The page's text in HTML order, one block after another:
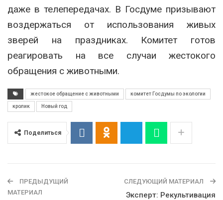
даже в телепередачах. В Госдуме призывают
воздержаться от использования живых
зверей на праздниках. Комитет готов
реагировать на все случаи жестокого
обращения с животными.
жестокое обращение с животными комитет Госдумы по экологии
кролик Новый год
Поделиться
ПРЕДЫДУЩИЙ
МАТЕРИАЛ
СЛЕДУЮЩИЙ МАТЕРИАЛ
Эксперт: Рекультивация